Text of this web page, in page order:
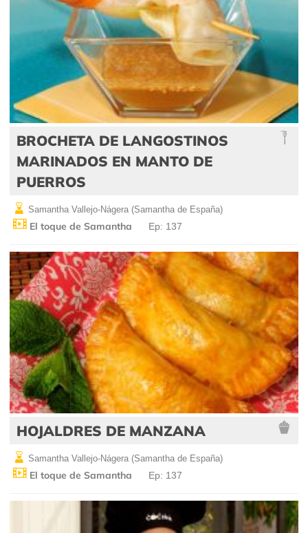
BROCHETA DE LANGOSTINOS
MARINADOS EN MANTO DE
PUERROS
Samantha Vallejo-Nágera (Samantha de España)
El toque de Samantha Ep: 137
HOJALDRES DE MANZANA
Samantha Vallejo-Nágera (Samantha de España)
El toque de Samantha Ep: 137